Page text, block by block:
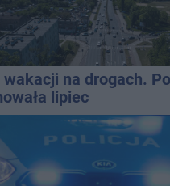
wakacji na drogach.
lipiec